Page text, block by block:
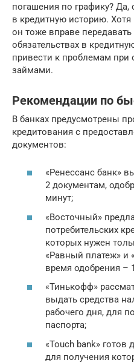
погашения по графику?
в кредитную историю.
он тоже вправе
обязательствах в
привести к проблемам при
займами.
Рекомендации по
В банках предусмотрены
кредитования с
документов:
«Ренессанс банк»
2 документам,
минут;
«Восточный»
потребительских
которых нужен
«Равный платеж» и
время одобрения –
«Тинькофф»
выдать средства
рабочего дня, для
паспорта;
«Touch bank» готов
для получения